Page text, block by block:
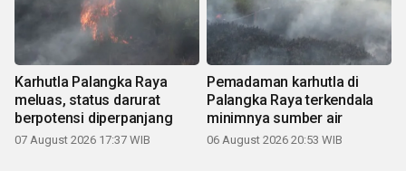
Karhutla Palangka Raya
meluas, status darurat
berpotensi diperpanjang
07 August 2026 17:37 WIB
Pemadaman karhutla di
Palangka Raya terkendala
minimnya sumber air
06 August 2026 20:53 WIB